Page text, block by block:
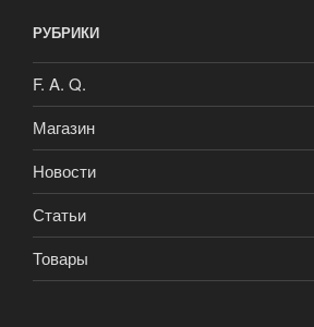
РУБРИКИ
F. A. Q.
Магазин
Новости
Статьи
Товары